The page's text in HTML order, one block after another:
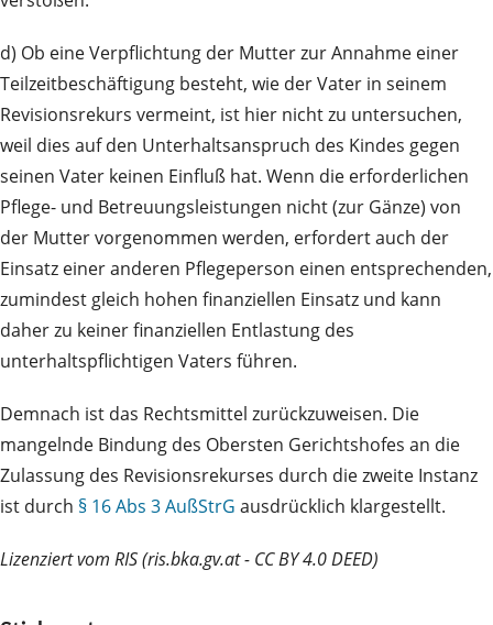
d) Ob eine Verpflichtung der Mutter zur Annahme einer
Teilzeitbeschäftigung besteht, wie der Vater in seinem
Revisionsrekurs vermeint, ist hier nicht zu untersuchen,
weil dies auf den Unterhaltsanspruch des Kindes gegen
seinen Vater keinen Einfluß hat. Wenn die erforderlichen
Pflege- und Betreuungsleistungen nicht (zur Gänze) von
der Mutter vorgenommen werden, erfordert auch der
Einsatz einer anderen Pflegeperson einen entsprechenden,
zumindest gleich hohen finanziellen Einsatz und kann
daher zu keiner finanziellen Entlastung des
unterhaltspflichtigen Vaters führen.
Demnach ist das Rechtsmittel zurückzuweisen. Die
mangelnde Bindung des Obersten Gerichtshofes an die
Zulassung des Revisionsrekurses durch die zweite Instanz
ist durch § 16 Abs 3 AußStrG ausdrücklich klargestellt.
Lizenziert vom RIS (ris.bka.gv.at - CC BY 4.0 DEED)